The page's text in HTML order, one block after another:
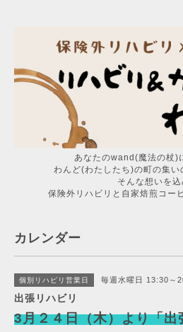
あなたのwand(魔法の杖)
わんど(わたしたち)の町の集い
そんな想いを込
保険外リハビリと自家焙煎コー
カレンダー
個別リハビリ営業日 毎週水曜日 13:30～
出張リハビリ
3月２４日（木）より「出